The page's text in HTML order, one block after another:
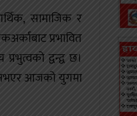
सामाजिक र
प्रभावित
द्वन्द्व छ।
नभएर आजको युगमा